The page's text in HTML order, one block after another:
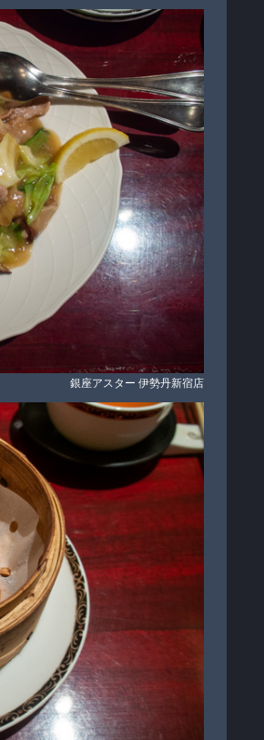
銀座アスター 伊勢丹新宿店